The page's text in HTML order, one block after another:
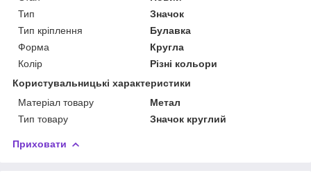
Тип
Значок
Тип кріплення
Булавка
Форма
Кругла
Колір
Різні кольори
Користувальницькі характеристики
Матеріал товару
Метал
Тип товару
Значок круглий
Приховати